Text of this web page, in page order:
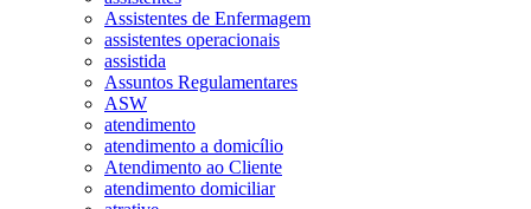
Assistentes de Enfermagem
assistentes operacionais
assistida
Assuntos Regulamentares
ASW
atendimento
atendimento a domicílio
Atendimento ao Cliente
atendimento domiciliar